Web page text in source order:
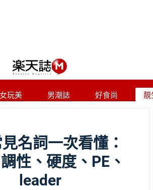
女玩美 男潮誌 好食尚 靚
名詞一次看懂：
性、硬度、PE、
leader